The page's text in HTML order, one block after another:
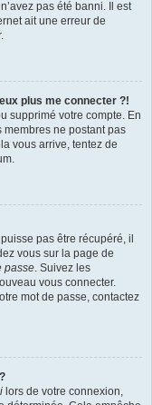
pas été banni. Il est
ait une erreur de
plus me connecter ?!
supprimé votre compte. En
ne postant pas
vous arrive, tentez de
pas être récupéré, il
vous sur la page de
passe. Suivez les
vous connecter.
mot de passe, contactez
lors de votre connexion,